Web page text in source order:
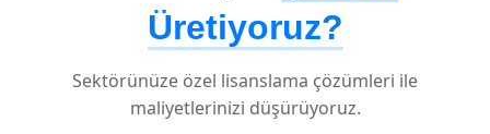
Üretiyoruz?
Sektörünüze özel lisanslama çözümleri ile
maliyetlerinizi düşürüyoruz.